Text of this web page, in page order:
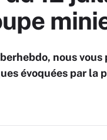
nous
évoquées par la